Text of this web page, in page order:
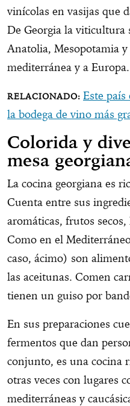
vinícolas en vasijas que
De Georgia la viticultura
Anatolia, Mesopotamia
mediterránea y a Europa.
Este
la bodega de vino más
Colorida y
mesa
La cocina georgiana es
Cuenta entre sus
aromáticas, frutos
Como en el
caso, ácimo) son
las aceitunas. Comen
tienen un guiso por
En sus preparaciones
fermentos que dan
conjunto, es una cocina
otras veces con lugares
mediterráneas y